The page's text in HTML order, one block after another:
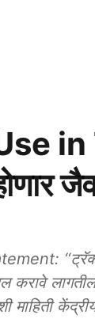
in
करावे
पावले